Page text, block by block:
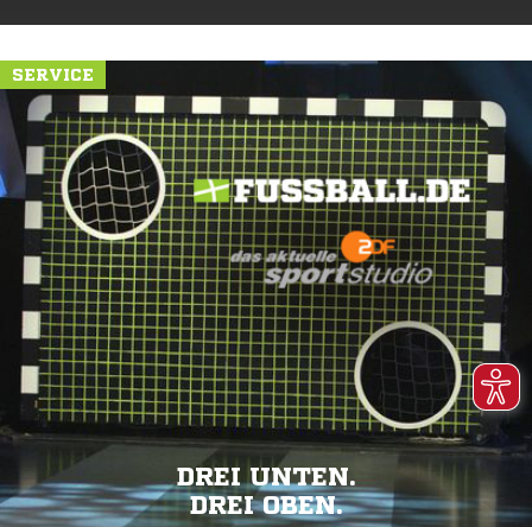
SERVICE
DREI UNTEN.
DREI OBEN.